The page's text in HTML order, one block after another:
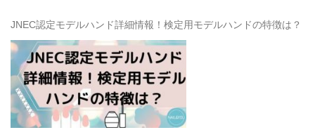
JNEC認定モデルハンド詳細情報！検定用モデルハンドの特徴は？